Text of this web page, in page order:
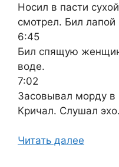
Носил в пасти
смотрел. Бил лапой
6:45
Бил спящую
воде.
7:02
Засовывал морду в
Кричал. Слушал эхо.
Читать далее